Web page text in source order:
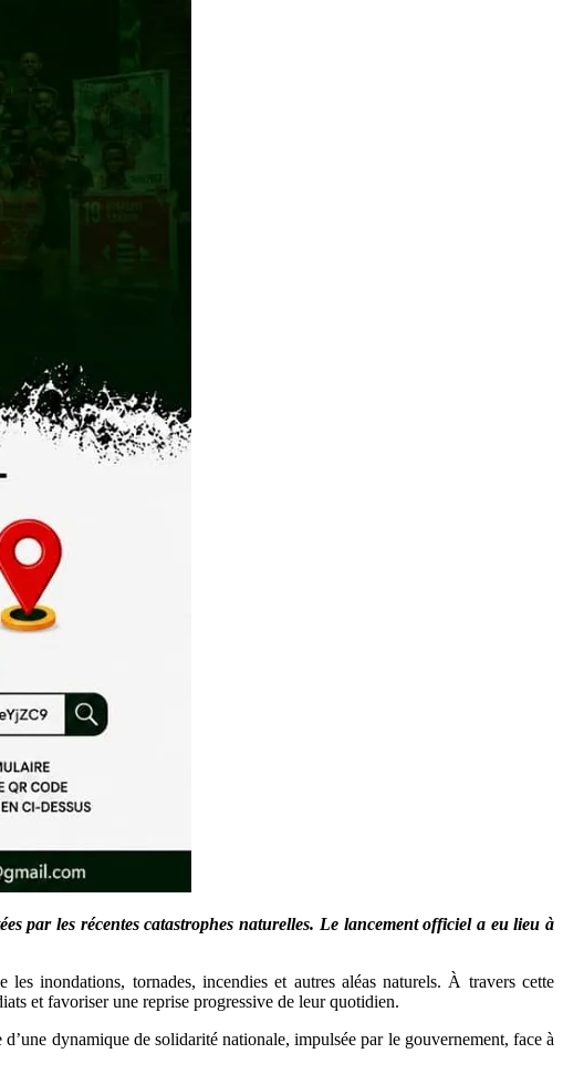
par les récentes catastrophes naturelles. Le lancement officiel a eu lieu à
les inondations, tornades, incendies et autres aléas naturels. À travers cette
et favoriser une reprise progressive de leur quotidien.
dynamique de solidarité nationale, impulsée par le gouvernement, face à